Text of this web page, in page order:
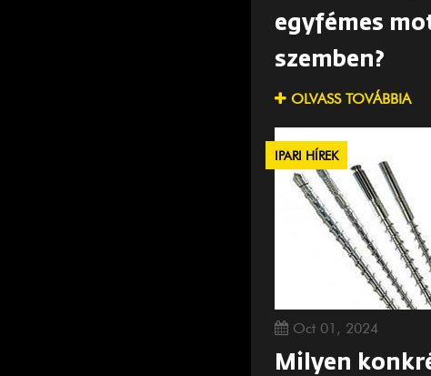
egyfémes
szemben?
OLVASS TOVÁBBIA
IPARI HÍREK
Oct 01, 2024
Milyen